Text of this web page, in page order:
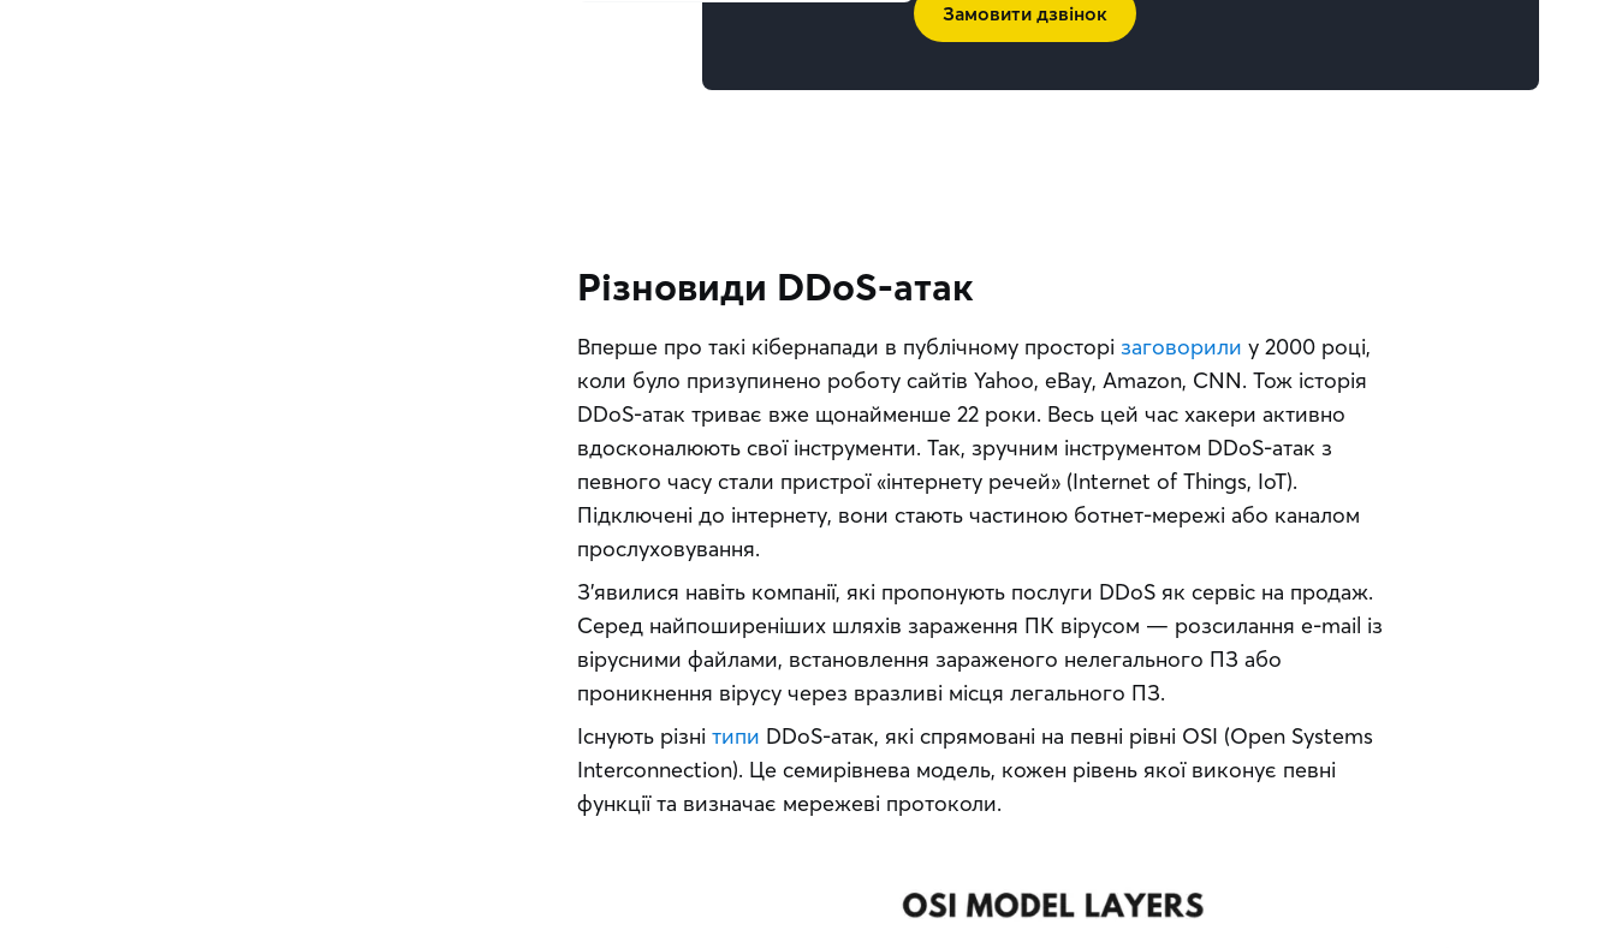
Замовити дзвінок
Різновиди DDoS-атак
Вперше про такі кібернапади в публічному просторі заговорили у 2000 році,
коли було призупинено роботу сайтів Yahoo, eBay, Amazon, CNN. Тож історія
DDoS-атак триває вже щонайменше 22 роки. Весь цей час хакери активно
вдосконалюють свої інструменти. Так, зручним інструментом DDoS-атак з
певного часу стали пристрої «інтернету речей» (Internet of Things, IoT).
Підключені до інтернету, вони стають частиною ботнет-мережі або каналом
прослуховування.
З’явилися навіть компанії, які пропонують послуги DDoS як сервіс на продаж.
Серед найпоширеніших шляхів зараження ПК вірусом — розсилання e-mail із
вірусними файлами, встановлення зараженого нелегального ПЗ або
проникнення вірусу через вразливі місця легального ПЗ.
Існують різні типи DDoS-атак, які спрямовані на певні рівні OSI (Open Systems
Interconnection). Це семирівнева модель, кожен рівень якої виконує певні
функції та визначає мережеві протоколи.